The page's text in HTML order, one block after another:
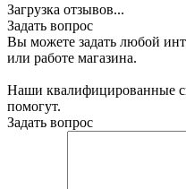
Загрузка отзывов...
Задать вопрос
Вы можете задать любой
или работе магазина.
Наши квалифицированные
помогут.
Задать вопрос